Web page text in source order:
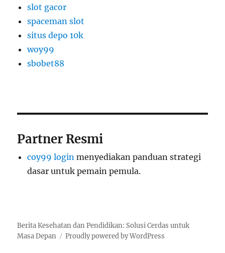
slot gacor
spaceman slot
situs depo 10k
woy99
sbobet88
Partner Resmi
coy99 login menyediakan panduan strategi
dasar untuk pemain pemula.
Berita Kesehatan dan Pendidikan: Solusi Cerdas untuk
Masa Depan
Proudly powered by WordPress